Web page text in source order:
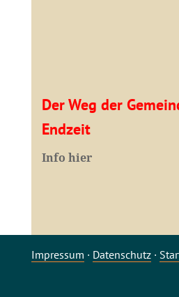
Der Weg der
Endzeit
Info hier
Impressum · Datenschutz·